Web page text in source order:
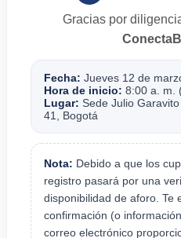
Gracias por
Fecha: Jueves 12 de
Hora de inicio: 8:00 a. m.
Lugar: Sede Julio
41, Bogotá
Nota: Debido a que los
registro pasará por una
disponibilidad de aforo. Te
confirmación (o
correo electrónico